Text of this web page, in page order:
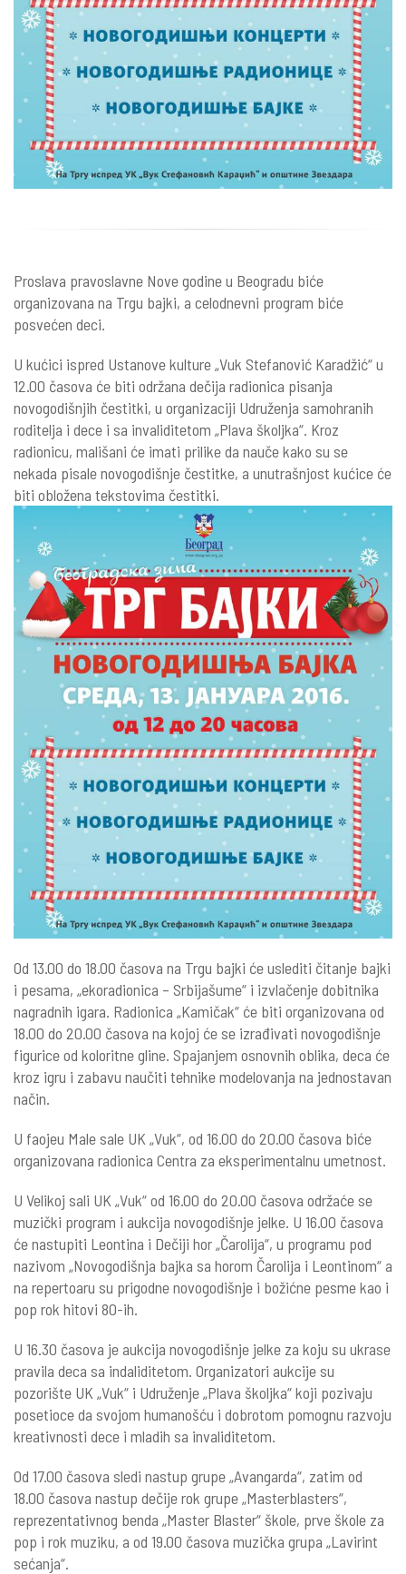
Proslava pravoslavne Nove godine u Beogradu biće
organizovana na Trgu bajki, a celodnevni program biće
posvećen deci.
U kućici ispred Ustanove kulture „Vuk Stefanović Karadžić“ u
12.00 časova će biti održana dečija radionica pisanja
novogodišnjih čestitki, u organizaciji Udruženja samohranih
roditelja i dece i sa invaliditetom „Plava školjka“. Kroz
radionicu, mališani će imati prilike da nauče kako su se
nekada pisale novogodišnje čestitke, a unutrašnjost kućice će
biti obložena tekstovima čestitki.
Od 13.00 do 18.00 časova na Trgu bajki će uslediti čitanje bajki
i pesama, „ekoradionica – Srbijašume“ i izvlačenje dobitnika
nagradnih igara. Radionica „Kamičak“ će biti organizovana od
18.00 do 20.00 časova na kojoj će se izrađivati novogodišnje
figurice od koloritne gline. Spajanjem osnovnih oblika, deca će
kroz igru i zabavu naučiti tehnike modelovanja na jednostavan
način.
U faojeu Male sale UK „Vuk“, od 16.00 do 20.00 časova biće
organizovana radionica Centra za eksperimentalnu umetnost.
U Velikoj sali UK „Vuk“ od 16.00 do 20.00 časova održaće se
muzički program i aukcija novogodišnje jelke. U 16.00 časova
će nastupiti Leontina i Dečiji hor „Čarolija“, u programu pod
nazivom „Novogodišnja bajka sa horom Čarolija i Leontinom“ a
na repertoaru su prigodne novogodišnje i božićne pesme kao i
pop rok hitovi 80-ih.
U 16.30 časova je aukcija novogodišnje jelke za koju su ukrase
pravila deca sa indaliditetom. Organizatori aukcije su
pozorište UK „Vuk“ i Udruženje „Plava školjka“ koji pozivaju
posetioce da svojom humanošću i dobrotom pomognu razvoju
kreativnosti dece i mladih sa invaliditetom.
Od 17.00 časova sledi nastup grupe „Avangarda“, zatim od
18.00 časova nastup dečije rok grupe „Masterblasters“,
reprezentativnog benda „Master Blaster“ škole, prve škole za
pop i rok muziku, a od 19.00 časova muzička grupa „Lavirint
sećanja“.